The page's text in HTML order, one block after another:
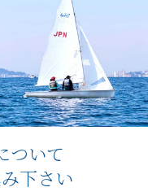
ついて
下さい